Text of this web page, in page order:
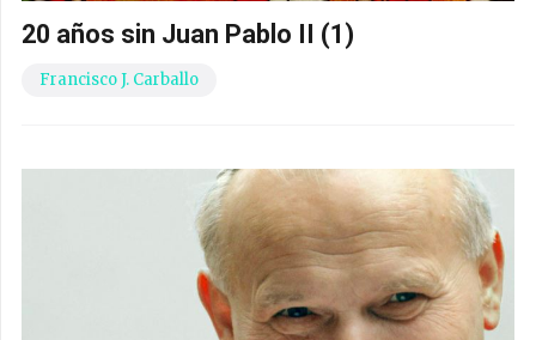
20 años sin Juan Pablo II (1)
Francisco J. Carballo